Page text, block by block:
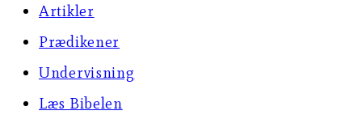
Artikler
Prædikener
Undervisning
Læs Bibelen